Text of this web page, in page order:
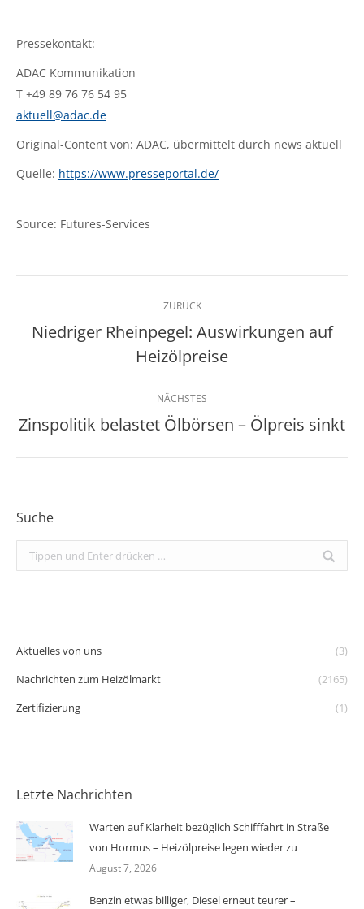
Pressekontakt:
ADAC Kommunikation
T +49 89 76 76 54 95
aktuell@adac.de
Original-Content von: ADAC, übermittelt durch news aktuell
Quelle: https://www.presseportal.de/
Source: Futures-Services
Kommentarnavigation
ZURÜCK
Vorheriger
Beitrag:
Niedriger Rheinpegel: Auswirkungen auf
Heizölpreise
NÄCHSTES
Nächster
Zinspolitik belastet Ölbörsen – Ölpreis sinkt
Suche
Search:
Aktuelles von uns
(3)
Nachrichten zum Heizölmarkt
(2165)
Zertifizierung
(1)
Letzte Nachrichten
Warten auf Klarheit bezüglich Schifffahrt in Straße
von Hormus – Heizölpreise legen wieder zu
August 7, 2026
Benzin etwas billiger, Diesel erneut teurer –